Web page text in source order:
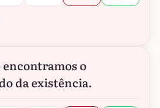
encontramos o
da existência.